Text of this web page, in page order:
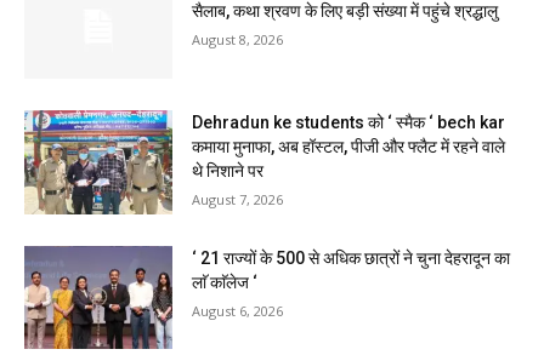
सैलाब, कथा श्रवण के लिए बड़ी संख्या में पहुंचे श्रद्धालु
August 8, 2026
Dehradun ke students को ‘ स्मैक ‘ bech kar
कमाया मुनाफा, अब हॉस्टल, पीजी और फ्लैट में रहने वाले
थे निशाने पर
August 7, 2026
‘ 21 राज्यों के 500 से अधिक छात्रों ने चुना देहरादून का
लाॅ काॅलेज ‘
August 6, 2026